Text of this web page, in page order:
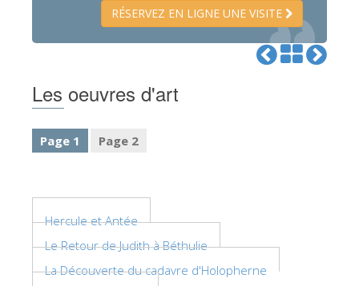
Les billets coupe-file
中文
RÉSERVEZ EN LIGNE UNE VISITE
Les oeuvres d'art
Page 1 Page 2
Hercule et Antée
Le Retour de Judith à Béthulie
La Découverte du cadavre d'Holopherne